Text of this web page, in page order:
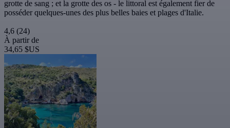
grotte de sang ; et la grotte des os - le littoral est également fier de
posséder quelques-unes des plus belles baies et plages d'Italie.
4,6 (24)
À partir de
34,65 $US